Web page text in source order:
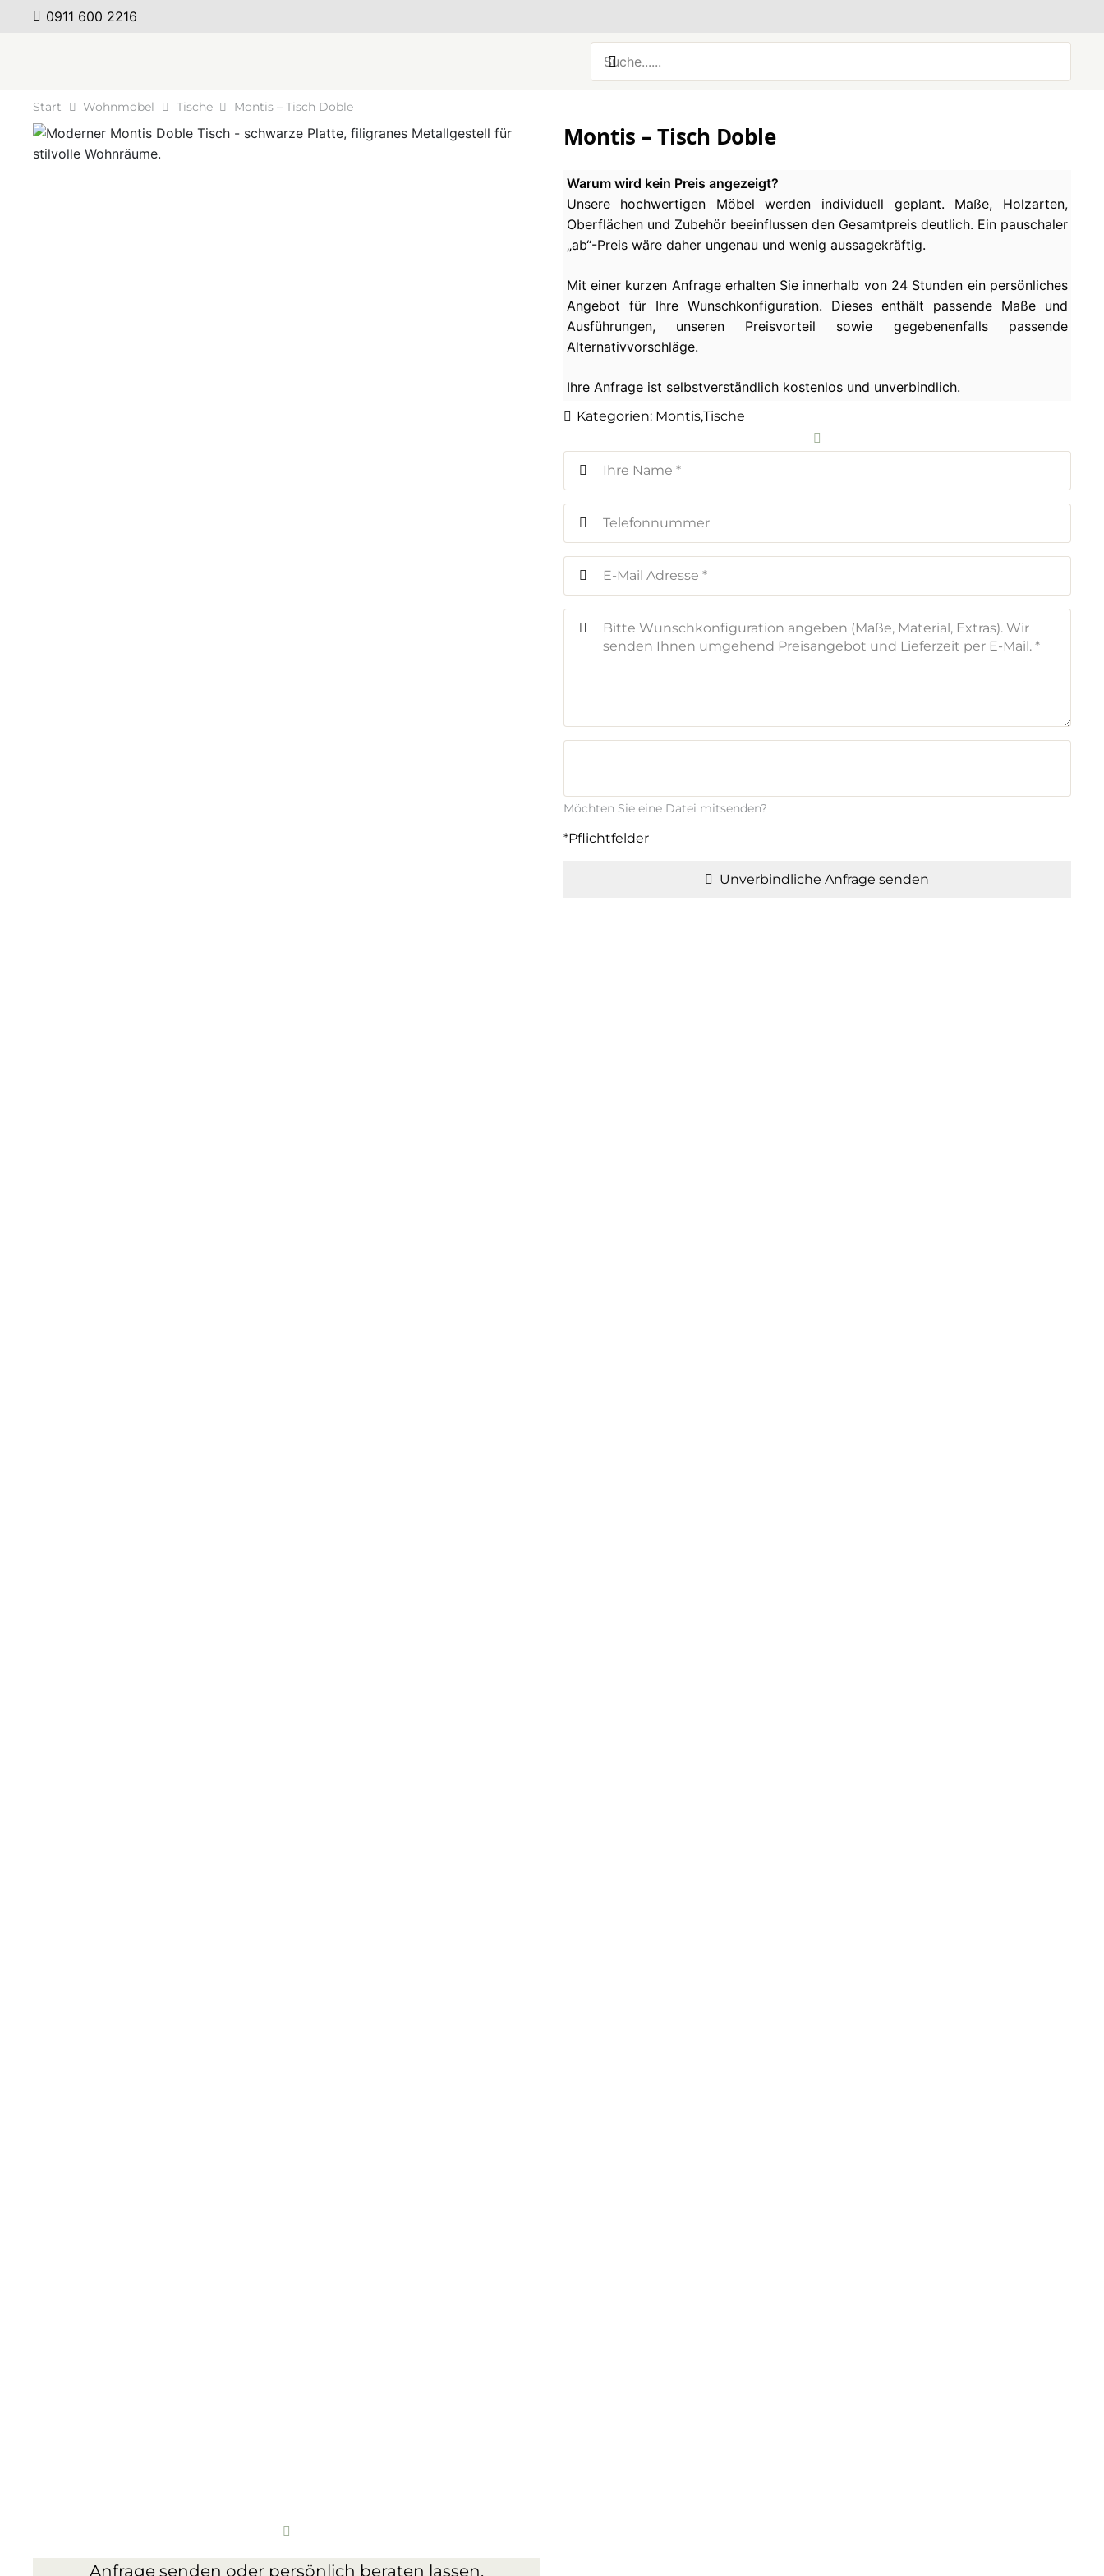
0911 600 2216
Start Wohnmöbel Tische Montis – Tisch Doble
Anfrage senden oder persönlich beraten lassen.
Montis – Tisch Doble
Warum wird kein Preis angezeigt?
Unsere hochwertigen Möbel werden individuell geplant. Maße, Holzarten,
Oberflächen und Zubehör beeinflussen den Gesamtpreis deutlich. Ein pauschaler
„ab“-Preis wäre daher ungenau und wenig aussagekräftig.
Mit einer kurzen Anfrage erhalten Sie innerhalb von 24 Stunden ein persönliches
Angebot für Ihre Wunschkonfiguration. Dieses enthält passende Maße und
Ausführungen, unseren Preisvorteil sowie gegebenenfalls passende
Alternativvorschläge.
Ihre Anfrage ist selbstverständlich kostenlos und unverbindlich.
Kategorien: Montis,Tische
Möchten Sie eine Datei mitsenden?
*Pflichtfelder
Unverbindliche Anfrage senden